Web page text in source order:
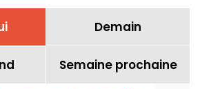
Demain
Semaine prochaine